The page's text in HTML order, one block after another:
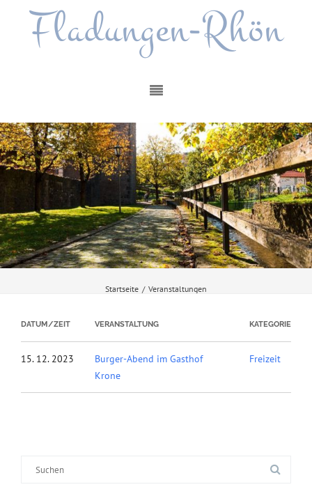
Fladungen-Rhön
Startseite / Veranstaltungen
DATUM/ZEIT VERANSTALTUNG KATEGORIE
15. 12. 2023
Burger-Abend im Gasthof
Krone
Freizeit